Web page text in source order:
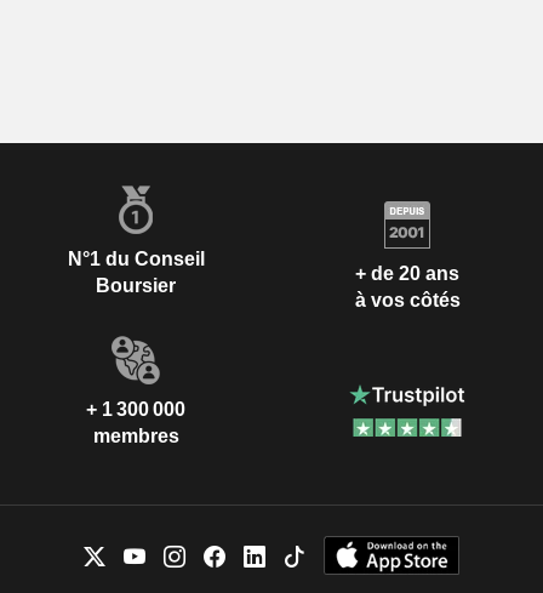
N°1 du Conseil
Boursier
+ de 20 ans
à vos côtés
+ 1 300 000
membres